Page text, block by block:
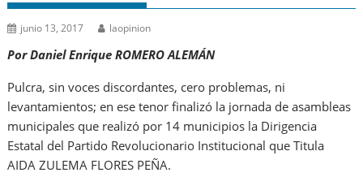
junio 13, 2017 laopinion
Por Daniel Enrique ROMERO ALEMÁN
Pulcra, sin voces discordantes, cero problemas, ni
levantamientos; en ese tenor finalizó la jornada de asambleas
municipales que realizó por 14 municipios la Dirigencia
Estatal del Partido Revolucionario Institucional que Titula
AIDA ZULEMA FLORES PEÑA.